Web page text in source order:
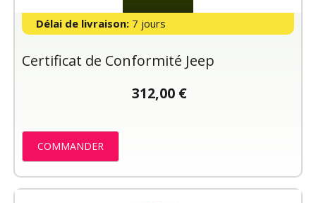
Délai de livraison: 7 jours
Certificat de Conformité Jeep
312,00 €
COMMANDER